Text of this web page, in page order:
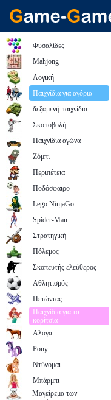
Φυσαλίδες
Mahjong
Λογική
Παιχνίδια για αγόρια
δεξαμενή παιχνίδια
Σκοποβολή
Παιχνίδια αγώνα
Ζόμπι
Περιπέτεια
Ποδόσφαιρο
Lego NinjaGo
Spider-Man
Στρατηγική
Πόλεμος
Σκοπευτής ελεύθερος
Αθλητισμός
Πετώντας
Παιχνίδια για τα
κορίτσια
Αλογα
Pony
Ντύνομαι
Μπάρμπι
Μαγείρεμα των